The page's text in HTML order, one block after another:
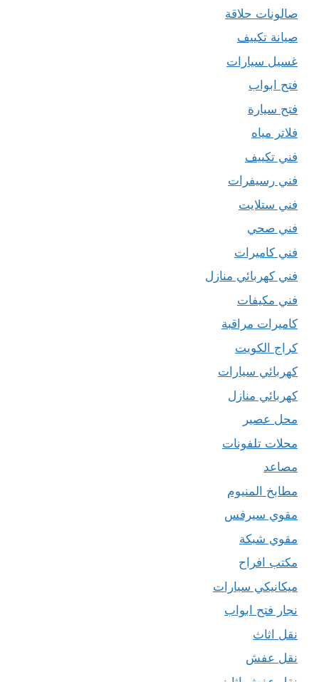
صالونات حلاقة
صيانة تكييف
غسيل سيارات
فتح ابواب
فتح سيارة
فلاتر مياه
فني تكييف
فني رسيفرات
فني ستلايت
فني صحي
فني كاميرات
فني كهربائي منازل
فني مكيفات
كاميرات مراقبة
كراج الكويت
كهربائي سيارات
كهربائي منازل
محل عصير
محلات تلفونات
مصاعد
مطابخ المنيوم
مقوي سيرفس
مقوي شبكة
مكتب افراح
ميكانيكي سيارات
نجار فتح ابواب
نقل اثاث
نقل عفش